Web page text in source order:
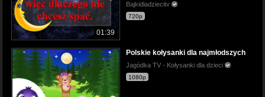
01:39
Bajkidladziecitv
720p
Polskie kołysanki dla najmłodszych
Jagódka TV - Kołysanki dla dzieci
1080p